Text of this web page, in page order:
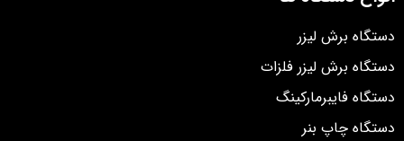
دستگاه برش لیزر
دستگاه برش لیزر فلزات
دستگاه فایبرمارکینگ
دستگاه چاپ بنر